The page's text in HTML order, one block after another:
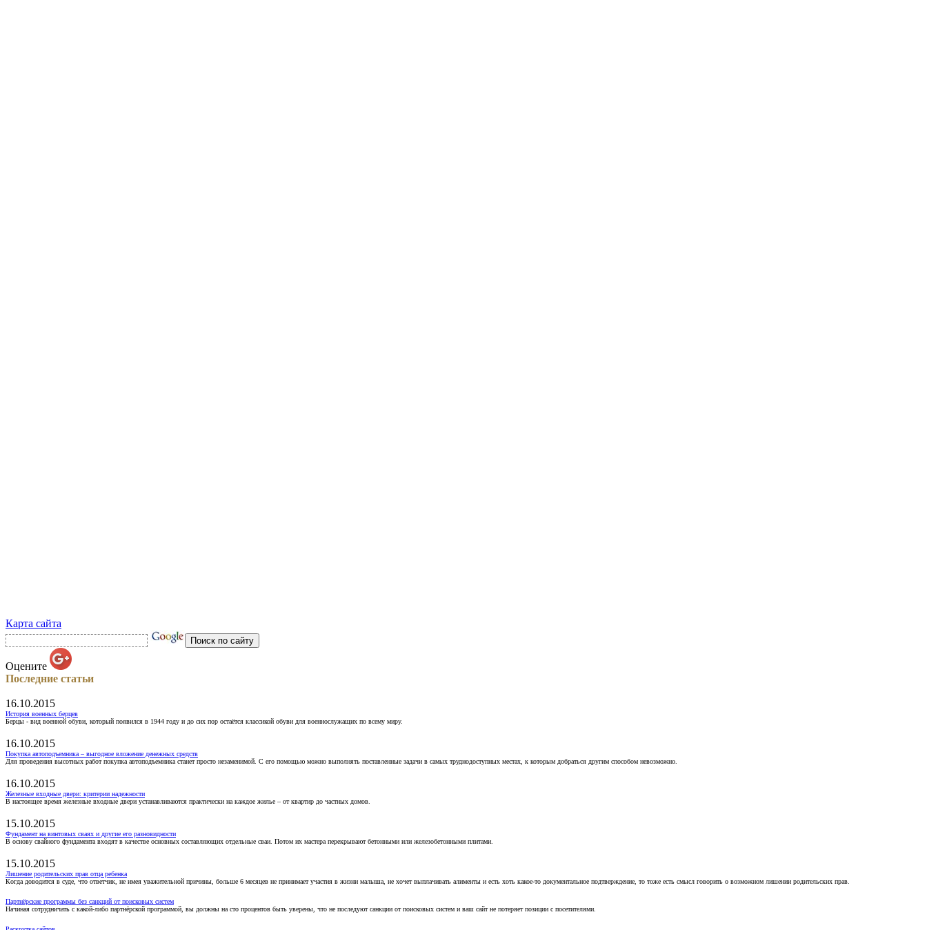
Карта сайта
Оцените
Последние статьи
16.10.2015
История военных берцев
Берцы - вид военной обуви, который появился в 1944 году и до сих пор остаётся классикой обуви для военнослужащих по всему миру.
16.10.2015
Покупка автоподъемника – выгодное вложение денежных средств
Для проведения высотных работ покупка автоподъемника станет просто незаменимой. С его помощью можно выполнять поставленные задачи в самых труднодоступных местах, к которым добраться другим способом невозможно.
16.10.2015
Железные входные двери: критерии надежности
В настоящее время железные входные двери устанавливаются практически на каждое жилье – от квартир до частных домов.
15.10.2015
Фундамент на винтовых сваях и другие его разновидности
В основу свайного фундамента входят в качестве основных составляющих отдельные сваи. Потом их мастера перекрывают бетонными или железобетонными плитами.
15.10.2015
Лишение родительских прав отца ребенка
Когда доводится в суде, что ответчик, не имея уважительной причины, больше 6 месяцев не принимает участия в жизни малыша, не хочет выплачивать алименты и есть хоть какое-то документальное подтверждение, то тоже есть смысл говорить о возможном лишении родительских прав.
Партнёрские программы без санкций от поисковых систем
Начиная сотрудничать с какой-либо партнёрской программой, вы должны на сто процентов быть уверены, что не последуют санкции от поисковых систем и ваш сайт не потеряет позиции с посетителями.